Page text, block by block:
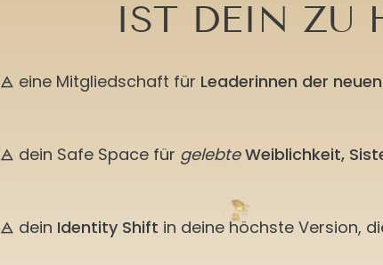
IST DEIN ZU
🜁 eine Mitgliedschaft für Leaderinnen der
🜁 dein Safe Space für gelebte Weiblichkeit,
🜁 dein Identity Shift in deine höchste Version,